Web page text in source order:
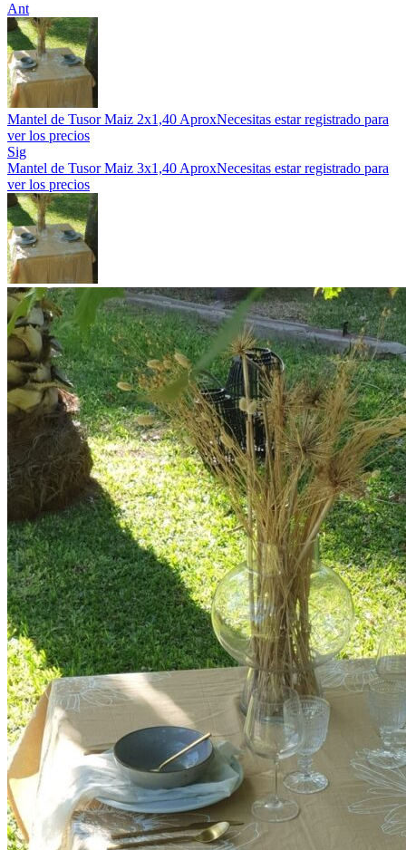
Ant
Mantel de Tusor Maiz 2x1,40 AproxNecesitas estar registrado para
ver los precios
Sig
Mantel de Tusor Maiz 3x1,40 AproxNecesitas estar registrado para
ver los precios